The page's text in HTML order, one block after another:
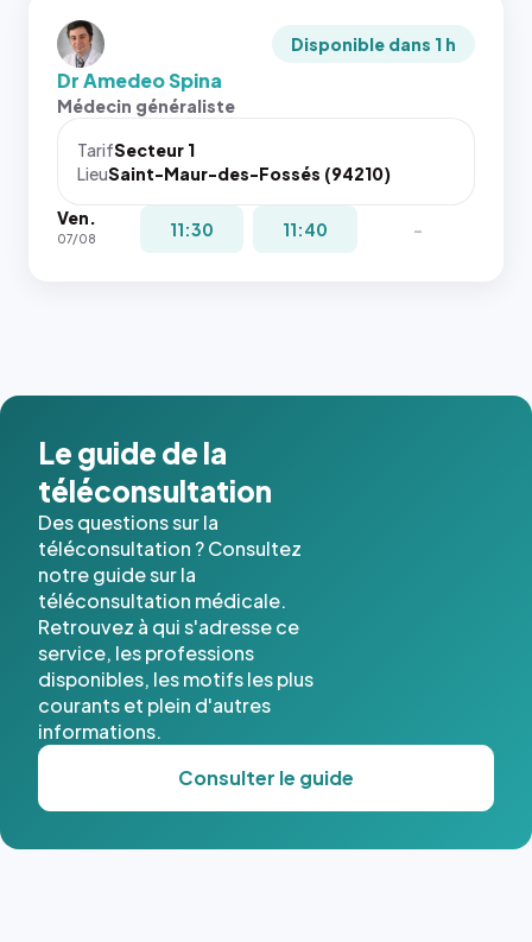
Disponible dans 1 h
Dr Amedeo Spina
Médecin généraliste
TarifSecteur 1
LieuSaint-Maur-des-Fossés (94210)
Ven.
07/08 11:30 11:40 -
Le guide de la
téléconsultation
Des questions sur la
téléconsultation ? Consultez
notre guide sur la
téléconsultation médicale.
Retrouvez à qui s'adresse ce
service, les professions
disponibles, les motifs les plus
courants et plein d'autres
informations.
Consulter le guide